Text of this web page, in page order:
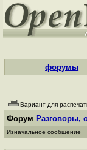
форумы
Вариант для
Форум Разговоры,
Изначальное сообщение